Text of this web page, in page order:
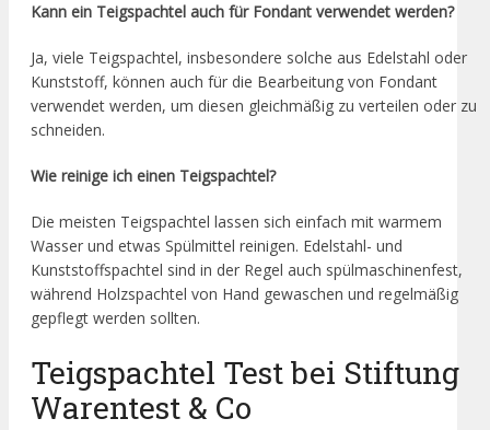
Kann ein Teigspachtel auch für Fondant verwendet werden?
Ja, viele Teigspachtel, insbesondere solche aus Edelstahl oder
Kunststoff, können auch für die Bearbeitung von Fondant
verwendet werden, um diesen gleichmäßig zu verteilen oder zu
schneiden.
Wie reinige ich einen Teigspachtel?
Die meisten Teigspachtel lassen sich einfach mit warmem
Wasser und etwas Spülmittel reinigen. Edelstahl- und
Kunststoffspachtel sind in der Regel auch spülmaschinenfest,
während Holzspachtel von Hand gewaschen und regelmäßig
gepflegt werden sollten.
Teigspachtel Test bei Stiftung
Warentest & Co